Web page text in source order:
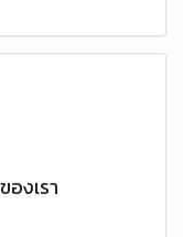
งเรา